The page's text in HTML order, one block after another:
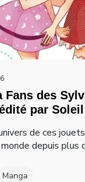
Fans des
par Soleil
de ces
depuis plus
Manga